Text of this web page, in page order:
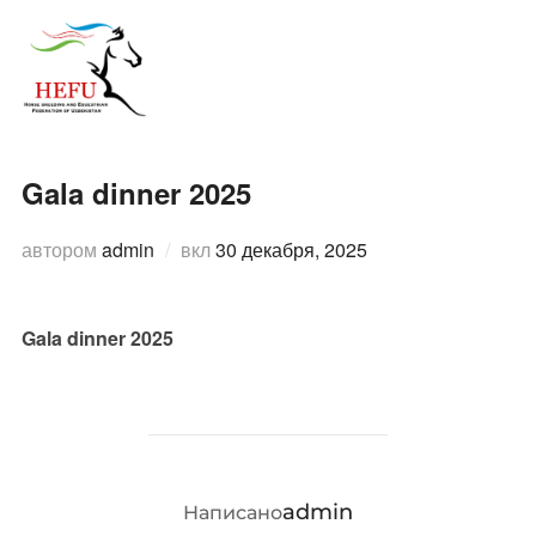
содержимому
Gala dinner 2025
автором admin вклОпубликовано
30 декабря, 2025
Gala dinner 2025
АВТОР ЗАПИСИ
Написаноadmin